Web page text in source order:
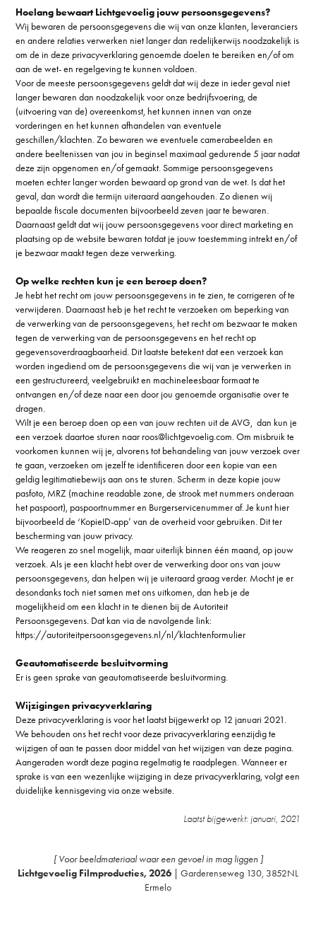
Hoelang bewaart Lichtgevoelig jouw persoonsgegevens?
Wij bewaren de persoonsgegevens die wij van onze klanten, leveranciers
en andere relaties verwerken niet langer dan redelijkerwijs noodzakelijk is
om de in deze privacyverklaring genoemde doelen te bereiken en/of om
aan de wet- en regelgeving te kunnen voldoen.
Voor de meeste persoonsgegevens geldt dat wij deze in ieder geval niet
langer bewaren dan noodzakelijk voor onze bedrijfsvoering, de
(uitvoering van de) overeenkomst, het kunnen innen van onze
vorderingen en het kunnen afhandelen van eventuele
geschillen/klachten. Zo bewaren we eventuele camerabeelden en
andere beeltenissen van jou in beginsel maximaal gedurende 5 jaar nadat
deze zijn opgenomen en/of gemaakt. Sommige persoonsgegevens
moeten echter langer worden bewaard op grond van de wet. Is dat het
geval, dan wordt die termijn uiteraard aangehouden. Zo dienen wij
bepaalde fiscale documenten bijvoorbeeld zeven jaar te bewaren.
Daarnaast geldt dat wij jouw persoonsgegevens voor direct marketing en
plaatsing op de website bewaren totdat je jouw toestemming intrekt en/of
je bezwaar maakt tegen deze verwerking.
Op welke rechten kun je een beroep doen?
Je hebt het recht om jouw persoonsgegevens in te zien, te corrigeren of te
verwijderen. Daarnaast heb je het recht te verzoeken om beperking van
de verwerking van de persoonsgegevens, het recht om bezwaar te maken
tegen de verwerking van de persoonsgegevens en het recht op
gegevensoverdraagbaarheid. Dit laatste betekent dat een verzoek kan
worden ingediend om de persoonsgegevens die wij van je verwerken in
een gestructureerd, veelgebruikt en machineleesbaar formaat te
ontvangen en/of deze naar een door jou genoemde organisatie over te
dragen.
Wilt je een beroep doen op een van jouw rechten uit de AVG, dan kun je
een verzoek daartoe sturen naar roos@lichtgevoelig.com. Om misbruik te
voorkomen kunnen wij je, alvorens tot behandeling van jouw verzoek over
te gaan, verzoeken om jezelf te identificeren door een kopie van een
geldig legitimatiebewijs aan ons te sturen. Scherm in deze kopie jouw
pasfoto, MRZ (machine readable zone, de strook met nummers onderaan
het paspoort), paspoortnummer en Burgerservicenummer af. Je kunt hier
bijvoorbeeld de ‘KopieID-app’ van de overheid voor gebruiken. Dit ter
bescherming van jouw privacy.
We reageren zo snel mogelijk, maar uiterlijk binnen één maand, op jouw
verzoek. Als je een klacht hebt over de verwerking door ons van jouw
persoonsgegevens, dan helpen wij je uiteraard graag verder. Mocht je er
desondanks toch niet samen met ons uitkomen, dan heb je de
mogelijkheid om een klacht in te dienen bij de Autoriteit
Persoonsgegevens. Dat kan via de navolgende link:
https://autoriteitpersoonsgegevens.nl/nl/klachtenformulier
Geautomatiseerde besluitvorming
Er is geen sprake van geautomatiseerde besluitvorming.
Wijzigingen privacyverklaring
Deze privacyverklaring is voor het laatst bijgewerkt op 12 januari 2021.
We behouden ons het recht voor deze privacyverklaring eenzijdig te
wijzigen of aan te passen door middel van het wijzigen van deze pagina.
Aangeraden wordt deze pagina regelmatig te raadplegen. Wanneer er
sprake is van een wezenlijke wijziging in deze privacyverklaring, volgt een
duidelijke kennisgeving via onze website.
Laatst bijgewerkt: januari, 2021
[ Voor beeldmateriaal waar een gevoel in mag liggen ]
Lichtgevoelig Filmproducties, 2026
| Garderenseweg 130, 3852NL
Ermelo